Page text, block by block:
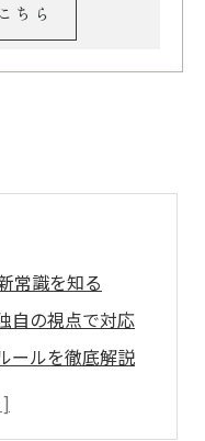
ちら
常識を知る
自の視点で対応
ールを徹底解説
実践例の紹介